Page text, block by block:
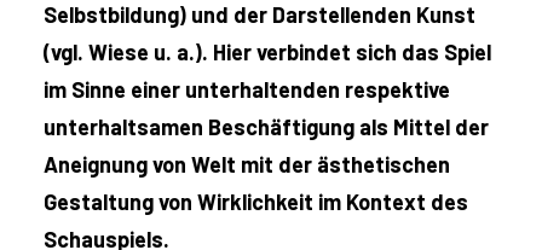
Selbstbildung) und der Darstellenden Kunst
(vgl. Wiese u. a.). Hier verbindet sich das Spiel
im Sinne einer unterhaltenden respektive
unterhaltsamen Beschäftigung als Mittel der
Aneignung von Welt mit der ästhetischen
Gestaltung von Wirklichkeit im Kontext des
Schauspiels.